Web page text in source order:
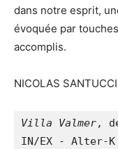
dans notre esprit,
évoquée par
accomplis.
NICOLAS SANTUCCI
Villa Valmer,
IN/EX - Alter-